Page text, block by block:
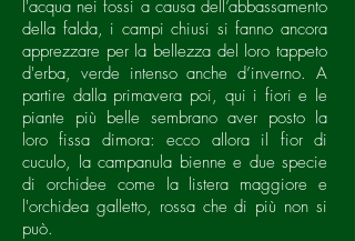
l'acqua nei fossi a causa dell’abbassamento
della falda, i campi chiusi si fanno ancora
apprezzare per la bellezza del loro tappeto
d'erba, verde intenso anche d’inverno. A
partire dalla primavera poi, qui i fiori e le
piante più belle sembrano aver posto la
loro fissa dimora: ecco allora il fior di
cuculo, la campanula bienne e due specie
di orchidee come la listera maggiore e
l'orchidea galletto, rossa che di più non si
può.